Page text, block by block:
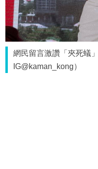
網民留言激讚「夾死蟻
IG@kaman_kong）